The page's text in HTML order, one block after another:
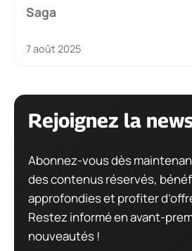
Saga
7 août 2025
Rejoignez la
Abonnez-vous dès
des contenus réservés,
approfondies et profiter
Restez informé en avant-
nouveautés !